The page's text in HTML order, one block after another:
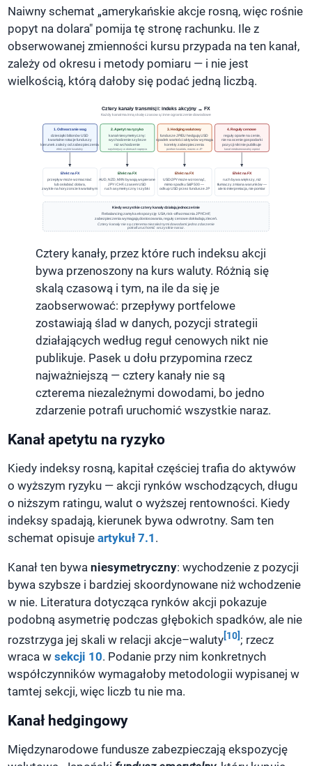
Naiwny schemat „amerykańskie akcje rosną, więc rośnie
popyt na dolara" pomija tę stronę rachunku. Ile z
obserwowanej zmienności kursu przypada na ten kanał,
zależy od okresu i metody pomiaru — i nie jest
wielkością, którą dałoby się podać jedną liczbą.
Cztery kanały transmisji: indeks akcyjny → FX
Każdy kanał ma inną skalę czasową i inne ograniczenie dowodowe
1. Odtwarzanie wag
dziesiątki bilionów USD
kwartalne rotacje funduszy
kierunek zależy od zabezpieczenia
efekt zwykle kwartalny
2. Apetyt na ryzyko
kanał niesymetryczny:
wychodzenie szybsze
niż wchodzenie
najsilniejszy w okresach napięcia
3. Hedging walutowy
fundusze JP/EU hedgują USD
spadek wartości aktywów wymaga
korekty zabezpieczenia
przełom kwartału, marzec w JP
4. Reguły cenowe
reguły oparte na cenie,
nie na ocenie gospodarki
pozycji nikt nie publikuje
kanał nieobserwowalny wprost
Efekt na FX
przepływ może wzmacniać
lub osłabiać dolara,
zwykle na horyzoncie kwartalnym
Efekt na FX
AUD, NZD, MXN bywają wspierane
JPY i CHF, czasem USD
ruch asymetryczny i szybki
Efekt na FX
USD/JPY może wzrosnąć,
mimo spadku S&P 500 —
odkup USD przez fundusze JP
Efekt na FX
ruch bywa większy, niż
tłumaczy zmiana warunków —
ale to interpretacja, nie pomiar
Kiedy wszystkie cztery kanały działają jednocześnie
Rebalancing zamyka ekspozycję USA, risk-off wzmacnia JPY/CHF,
zabezpieczenia wymagają dostosowania, reguły cenowe dokładają zleceń.
Cztery kanały nie są czterema niezależnymi dowodami: jedno zdarzenie
potrafi uruchomić wszystkie naraz.
Cztery kanały, przez które ruch indeksu akcji
bywa przenoszony na kurs waluty. Różnią się
skalą czasową i tym, na ile da się je
zaobserwować: przepływy portfelowe
zostawiają ślad w danych, pozycji strategii
działających według reguł cenowych nikt nie
publikuje. Pasek u dołu przypomina rzecz
najważniejszą — cztery kanały nie są
czterema niezależnymi dowodami, bo jedno
zdarzenie potrafi uruchomić wszystkie naraz.
Kanał apetytu na ryzyko
Kiedy indeksy rosną, kapitał częściej trafia do aktywów
o wyższym ryzyku — akcji rynków wschodzących, długu
o niższym ratingu, walut o wyższej rentowności. Kiedy
indeksy spadają, kierunek bywa odwrotny. Sam ten
schemat opisujeartykuł 7.1 .
Kanał ten bywaniesymetryczny: wychodzenie z pozycji
bywa szybsze i bardziej skoordynowane niż wchodzenie
w nie. Literatura dotycząca rynków akcji pokazuje
podobną asymetrię podczas głębokich spadków, ale nie
rozstrzyga jej skali w relacji akcje–waluty[10] ; rzecz
wraca wsekcji 10. Podanie przy nim konkretnych
współczynników wymagałoby metodologii wypisanej w
tamtej sekcji, więc liczb tu nie ma.
Kanał hedgingowy
Międzynarodowe fundusze zabezpieczają ekspozycję